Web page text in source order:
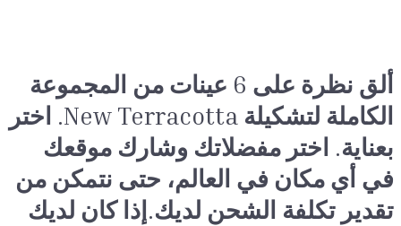
ألق نظرة على 6 عينات من المجموعة
الكاملة لتشكيلة New Terracotta. اختر
بعناية. اختر مفضلاتك وشارك موقعك
في أي مكان في العالم، حتى نتمكن من
تقدير تكلفة الشحن لديك.إذا كان لديك